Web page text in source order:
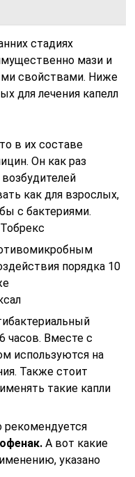
стадиях
мази и
свойствами. Ниже
для лечения капелл
в их составе
Он как раз
как для взрослых,
с бактериями.
порядка 10
часов. Вместе с
используются на
Также стоит
такие капли
рекомендуется
А вот какие
указано